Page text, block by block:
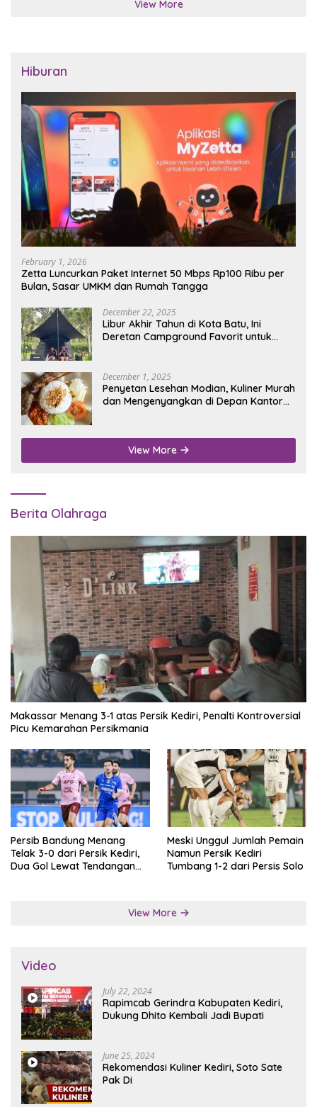
View More
Hiburan
February 1, 2026
Zetta Luncurkan Paket Internet 50 Mbps Rp100 Ribu per
Bulan, Sasar UMKM dan Rumah Tangga
December 22, 2025
Libur Akhir Tahun di Kota Batu, Ini
Deretan Campground Favorit untuk
December 1, 2025
Penyetan Lesehan Modian, Kuliner Murah
dan Mengenyangkan di Depan Kantor
View More
Berita Olahraga
Makassar Menang 3-1 atas Persik Kediri, Penalti Kontroversial
Picu Kemarahan Persikmania
Persib Bandung Menang
Telak 3-0 dari Persik Kediri,
Dua Gol Lewat Tendangan
Meski Unggul Jumlah Pemain
Namun Persik Kediri
Tumbang 1-2 dari Persis Solo
View More
Video
July 22, 2024
Rapimcab Gerindra Kabupaten Kediri,
Dukung Dhito Kembali Jadi Bupati
June 25, 2024
Rekomendasi Kuliner Kediri, Soto Sate
Pak Di